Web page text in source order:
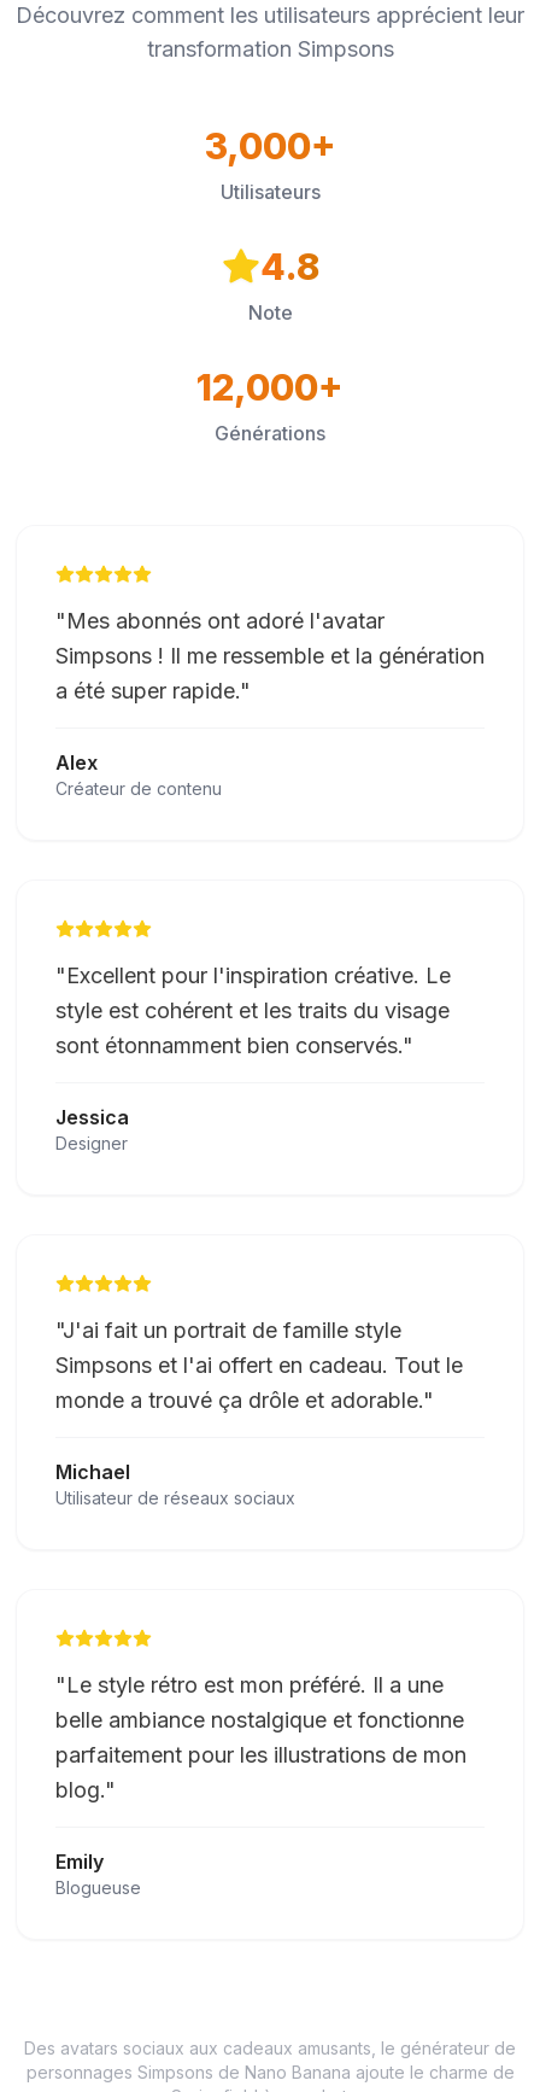
Découvrez comment les utilisateurs apprécient leur
transformation Simpsons
3,000+
Utilisateurs
4.8
Note
12,000+
Générations
"Mes abonnés ont adoré l'avatar
Simpsons ! Il me ressemble et la génération
a été super rapide."
Alex
Créateur de contenu
"Excellent pour l'inspiration créative. Le
style est cohérent et les traits du visage
sont étonnamment bien conservés."
Jessica
Designer
"J'ai fait un portrait de famille style
Simpsons et l'ai offert en cadeau. Tout le
monde a trouvé ça drôle et adorable."
Michael
Utilisateur de réseaux sociaux
"Le style rétro est mon préféré. Il a une
belle ambiance nostalgique et fonctionne
parfaitement pour les illustrations de mon
blog."
Emily
Blogueuse
Des avatars sociaux aux cadeaux amusants, le générateur de
personnages Simpsons de Nano Banana ajoute le charme de